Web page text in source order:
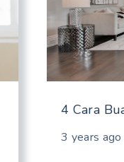
4 Cara
3 years